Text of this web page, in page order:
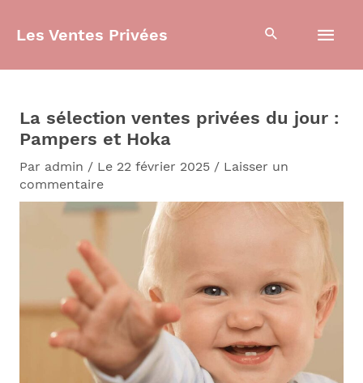
Les Ventes Privées
La sélection ventes privées du jour :
Pampers et Hoka
Par admin / Le 22 février 2025 / Laisser un
commentaire